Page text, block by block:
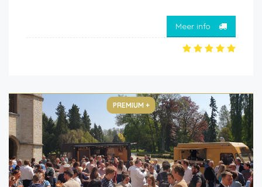
Meer info
PREMIUM +